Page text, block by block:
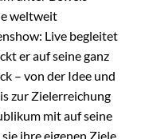
weltweit
Live begleitet
er auf seine ganz
– von der Idee und
zur Zielerreichung
mit auf seine
ihre eigenen Ziele